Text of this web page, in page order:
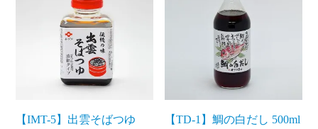
【IMT-5】出雲そばつゆ
【TD-1】鯛の白だし 500ml